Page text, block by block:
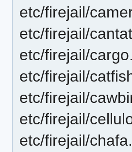
etc/firejail/
etc/firejail/
etc/firejail/
etc/firejail/
etc/firejail/
etc/firejail/
etc/firejail/